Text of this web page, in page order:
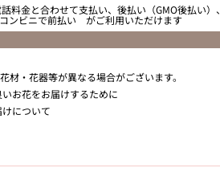
料金と合わせて支払い、後払い（GMO後払い）、
ンビニで前払い がご利用いただけます
材・花器等が異なる場合がございます。
お花をお届けするために
について